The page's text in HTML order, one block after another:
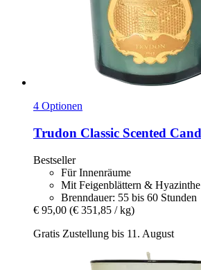
4 Optionen
Trudon Classic Scented
Bestseller
Für Innenräume
Mit Feigenblättern & Hyazinthe
Brenndauer: 55 bis 60 Stunden
€ 95,00 (€ 351,85 / kg)
Gratis Zustellung bis 11. August